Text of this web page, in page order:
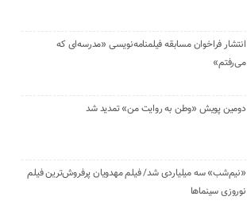
انتشار فراخوان مسابقه فیلمنامه‌نویسی «مدرسه‌ای که
می‌رفتم»
دومین پویش «وطن به روایت من» تمدید شد
«نیم‌شب» سه میلیاردی شد/ فیلم مهدویان پرفروش‌ترین فیلم
نوروزی سینماها